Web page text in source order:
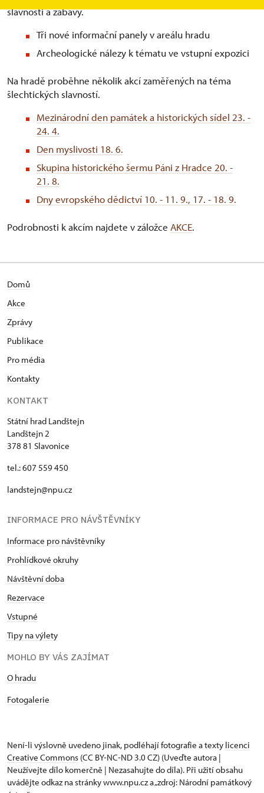
slavnosti a zábavy.
Tři nové informační panely v areálu hradu
Archeologické nálezy k tématu ve vstupní expozici
Na hradě proběhne několik akcí zaměřených na téma
šlechtických slavností.
Mezinárodní den památek a historických sídel 23. -
24. 4.
Den myslivosti 18. 6.
Skupina historického šermu Páni z Hradce 20. -
21. 8.
Dny evropského dědictví 10. - 11. 9., 17. - 18. 9.
Podrobnosti k akcím najdete v záložce AKCE.
Domů
Akce
Zprávy
Publikace
Pro média
Kontakty
KONTAKT
Státní hrad Landštejn
Landštejn 2
378 81 Slavonice
tel.: 607 559 450
landstejn@npu.cz
INFORMACE PRO NÁVŠTĚVNÍKY
Informace pro návštěvníky
Prohlídkové okruhy
Návštěvní doba
Rezervace
Vstupné
Tipy na výlety
MOHLO BY VÁS ZAJÍMAT
O hradu
Fotogalerie
Není-li výslovně uvedeno jinak, podléhají fotografie a texty licenci
Creative Commons (CC BY-NC-ND 3.0 CZ) (Uveďte autora |
Neužívejte dílo komerčně | Nezasahujte do díla). Při užití obsahu
uvádějte odkaz na stránky www.npu.cz a „zdroj: Národní památkový